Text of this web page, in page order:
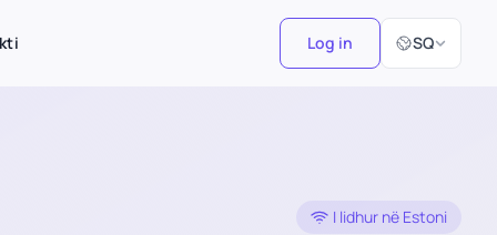
Log in SQ
Zgjidh Gjuhën
I lidhur në Estoni